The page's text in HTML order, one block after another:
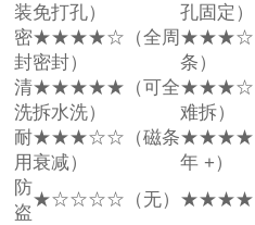
装免打孔）
孔固定）
密
封
★★★★☆（全周
密封）
条）
清
洗
★★★★★（可全
拆水洗）
难拆）
耐
用
★★★☆☆（磁条
衰减）
年 +）
防
盗
★☆☆☆☆（无） ★★★★★